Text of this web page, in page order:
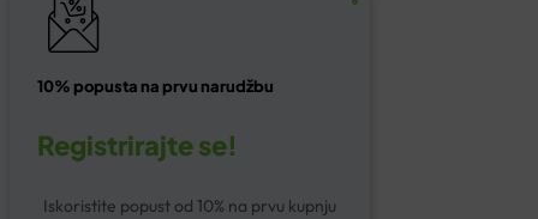
10% popusta na prvu narudžbu
Registrirajte se!
Iskoristite popust od 10% na prvu kupnju